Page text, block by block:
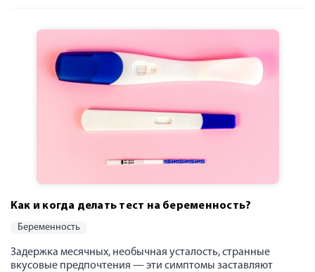
Как и когда делать тест на беременность?
беременность
Задержка месячных, необычная усталость, странные
вкусовые предпочтения — эти симптомы заставляют